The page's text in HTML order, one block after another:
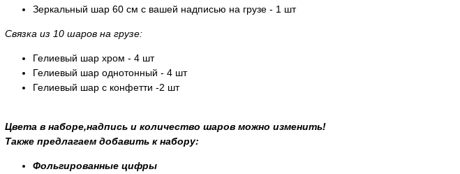
Зеркальный шар 60 см с вашей надписью на грузе - 1 шт
Связка из 10 шаров на грузе:
Гелиевый шар хром - 4 шт
Гелиевый шар однотонный - 4 шт
Гелиевый шар с конфетти -2 шт
Цвета в наборе,надпись и количество шаров можно изменить!
Также предлагаем добавить к набору:
Фольгированные цифры